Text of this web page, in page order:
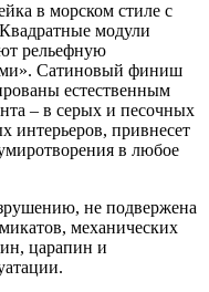
в морском стиле с
модули
рельефную
Сатиновый финиш
естественным
– в серых и песочных
интерьеров, привнесет
в любое
не подвержена
механических
царапин и